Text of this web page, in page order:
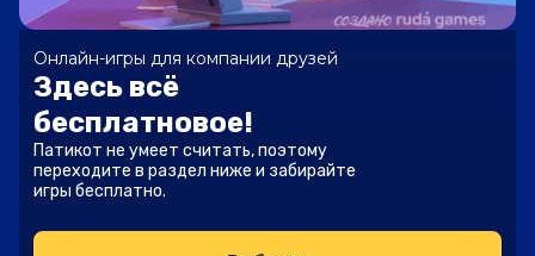
Онлайн-игры для компании друзей
Здесь всё
бесплатновое!
Патикот не умеет считать, поэтому
переходите в раздел ниже и забирайте
игры бесплатно.